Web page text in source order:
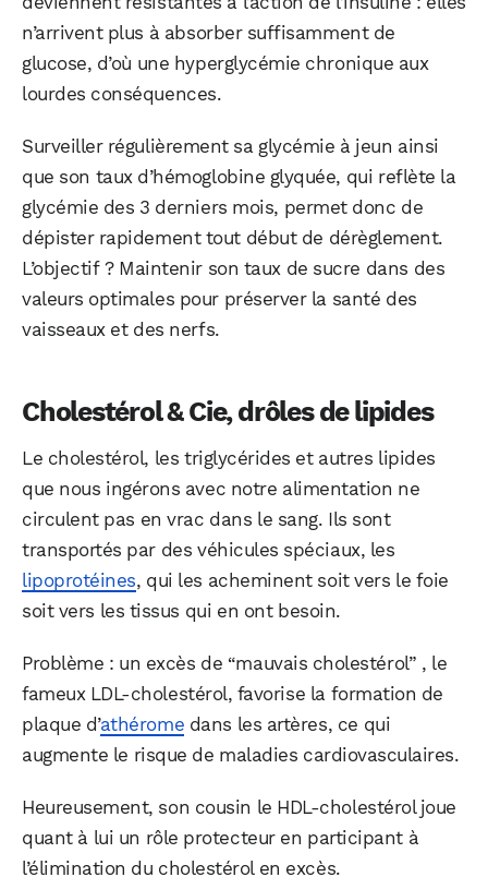
n’arrivent plus à absorber suffisamment de
glucose, d’où une hyperglycémie chronique aux
lourdes conséquences.
Surveiller régulièrement sa glycémie à jeun ainsi
que son taux d’hémoglobine glyquée, qui reflète la
glycémie des 3 derniers mois, permet donc de
dépister rapidement tout début de dérèglement.
L’objectif ? Maintenir son taux de sucre dans des
valeurs optimales pour préserver la santé des
vaisseaux et des nerfs.
Cholestérol & Cie, drôles de lipides
Le cholestérol, les triglycérides et autres lipides
que nous ingérons avec notre alimentation ne
circulent pas en vrac dans le sang. Ils sont
transportés par des véhicules spéciaux, les
lipoprotéines, qui les acheminent soit vers le foie
soit vers les tissus qui en ont besoin.
Problème : un excès de “mauvais cholestérol” , le
fameux LDL-cholestérol, favorise la formation de
plaque d’athérome dans les artères, ce qui
augmente le risque de maladies cardiovasculaires.
Heureusement, son cousin le HDL-cholestérol joue
quant à lui un rôle protecteur en participant à
l’élimination du cholestérol en excès.